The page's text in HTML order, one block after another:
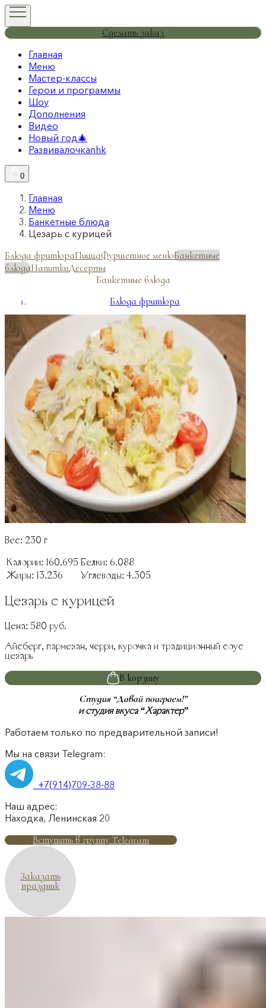
Сделать заказ
Главная
Меню
Мастер-классы
Герои и программы
Шоу
Дополнения
Видео
Новый год🎄
Развивалочкаnhk
0
Главная
Меню
Банкетные блюда
Цезарь с курицей
Блюда фритюраПиццаФуршетное менюБанкетные
блюдаНапиткиДесерты
Банкетные блюда
Блюда фритюра
Пицца
Фуршетное меню
Напитки
Десерты
Вес: 230 г
Калории: 160.695 Белки: 6.088
Жиры: 13.236 Углеводы: 4.305
Цезарь с курицей
Цена: 580 руб.
Айсберг, пармезан, черри, курочка и традиционный соус
цезарь
В корзину
Студия “Давай поиграем!”
и студия вкуса “Характер”
Работаем только по предварительной записи!
Мы на связи Telegram:
+7(914)709-38-88
Наш адрес:
Находка, Ленинская 20
Вступить в группу Telegram
Заказать
праздник